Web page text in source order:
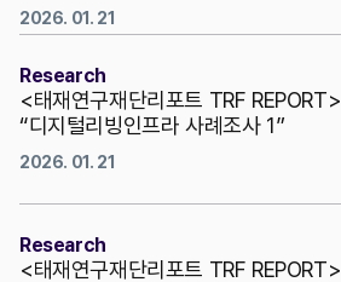
2026. 01. 21
Research
<태재연구재단리포트 TRF
“디지털리빙인프라 사례조사 1”
2026. 01. 21
Research
<태재연구재단리포트 TRF